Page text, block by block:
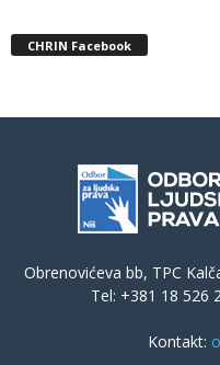
CHRIN Facebook
Obrenovićeva bb, TPC
Tel: +381 18 526
Kontakt: